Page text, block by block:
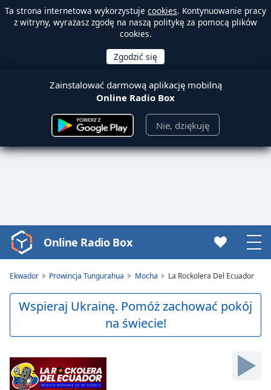
Ta strona internetowa wykorzystuje cookies. Kontynuowanie pracy
z witryny, wyrażasz zgodę na naszą politykę za pomocą plików
cookies.
Zainstalować darmową aplikację mobilną
Online Radio Box
Nie, dziękuję
Video
Player
Play
Video
Skip
Skip
Forward
Mute
Online Radio Box
Ekwador Prowincja Tungurahua Mocha La Rockolera Del Ecuador
Wspieraj Ukrainę. Pomóż zachować pokój
na świecie!